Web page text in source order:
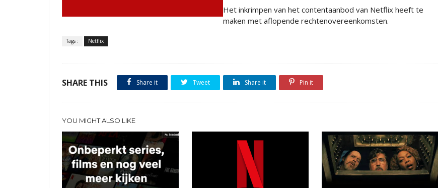
Het inkrimpen van het contentaanbod van Netflix heeft te
maken met aflopende rechtenovereenkomsten.
Tags : Netflix
SHARE THIS Share it Tweet Share it Pin it
YOU MIGHT ALSO LIKE